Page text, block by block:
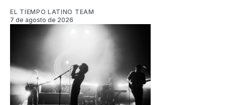
EL TIEMPO LATINO TEAM
7 de agosto de 2026